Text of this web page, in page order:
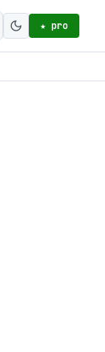
Ativar modo
★ pro